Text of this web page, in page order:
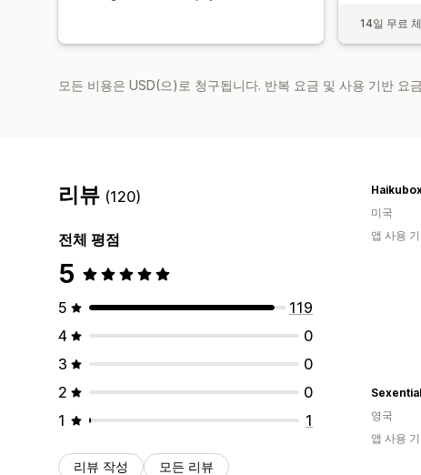
14일 무료
모든 비용은 USD(으)로 청구됩니다. 반복 요금 및 사용 기반 요
리뷰 (120)
전체 평점
5
5
119
4
0
3
0
2
0
1
1
리뷰 작성 모든 리뷰
미국
앱 사용
영국
앱 사용